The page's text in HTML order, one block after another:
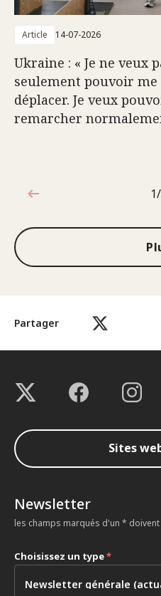
Partager
Article 14-07-2026
Ukraine : « Je ne veux
seulement pouvoir me
déplacer. Je veux
remarcher
Sites
Newsletter
les champs marqués d'un *
Choisissez un type*